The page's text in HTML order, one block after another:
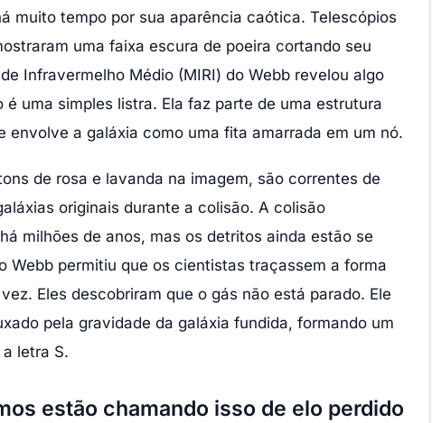
muito tempo por sua aparência caótica. Telescópios
uma faixa escura de poeira cortando seu
Infravermelho Médio (MIRI) do Webb revelou algo
é uma simples listra. Ela faz parte de uma estrutura
envolve a galáxia como uma fita amarrada em um nó.
de rosa e lavanda na imagem, são correntes de
originais durante a colisão. A colisão
milhões de anos, mas os detritos ainda estão se
Webb permitiu que os cientistas traçassem a forma
Eles descobriram que o gás não está parado. Ele
pela gravidade da galáxia fundida, formando um
letra S.
estão chamando isso de elo perdido